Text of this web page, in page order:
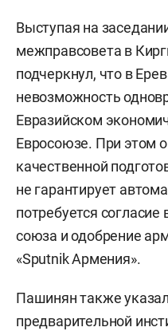
Выступая на
межправсовета в
подчеркнул, что в
невозможность
Евразийском
Евросоюзе. При этом
качественной
не гарантирует
потребуется согласие
союза и одобрение
«Sputnik Армения».
Пашинян также
предварительной